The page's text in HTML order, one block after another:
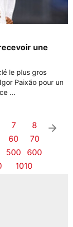
une
le plus gros
Paixão pour un
...
7
8
60
70
500
600
1010
arrow_right